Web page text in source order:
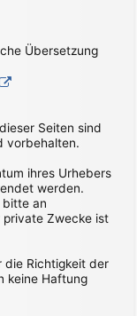
Übersetzung
Seiten sind
vorbehalten.
ihres Urhebers
werden.
bitte an
private Zwecke ist
die Richtigkeit der
keine Haftung